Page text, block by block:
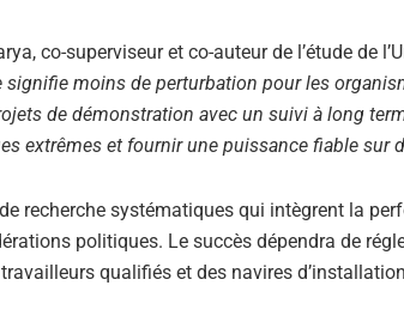
co-superviseur et co-auteur de l’étude de
signifie moins de perturbation pour les
de démonstration avec un suivi à long
extrêmes et fournir une puissance fiable sur
recherche systématiques qui intègrent la
politiques. Le succès dépendra de
qualifiés et des navires